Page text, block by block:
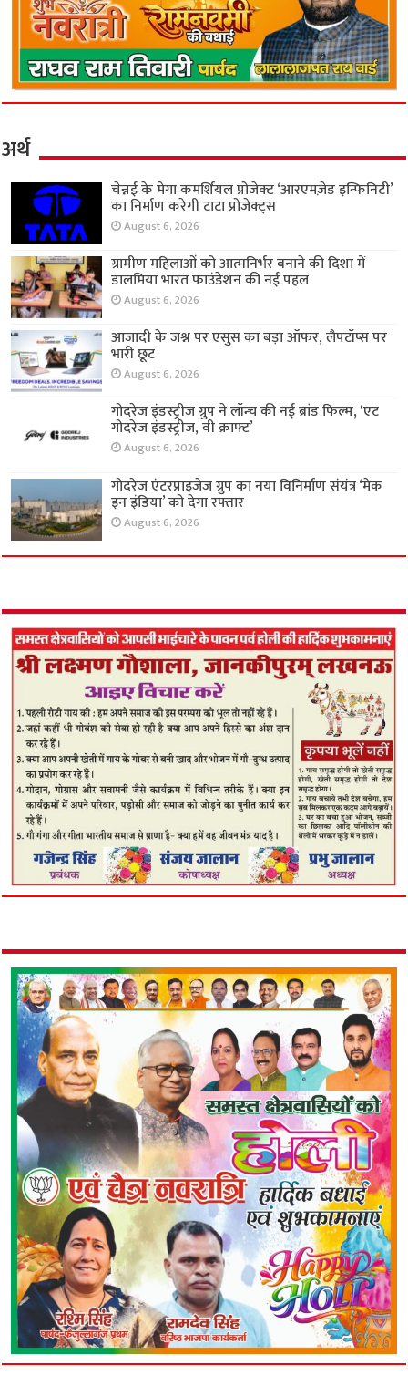
अर्थ
चेन्नई के मेगा कमर्शियल प्रोजेक्ट ‘आरएमज़ेड इन्फिनिटी’
का निर्माण करेगी टाटा प्रोजेक्ट्स
August 6, 2026
ग्रामीण महिलाओं को आत्मनिर्भर बनाने की दिशा में
डालमिया भारत फाउंडेशन की नई पहल
August 6, 2026
आजादी के जश्न पर एसुस का बड़ा ऑफर, लैपटॉप्स पर
भारी छूट
August 6, 2026
गोदरेज इंडस्ट्रीज ग्रुप ने लॉन्च की नई ब्रांड फिल्म, ‘एट
गोदरेज इंडस्ट्रीज, वी क्राफ्ट’
August 6, 2026
गोदरेज एंटरप्राइजेज ग्रुप का नया विनिर्माण संयंत्र ‘मेक
इन इंडिया’ को देगा रफ्तार
August 6, 2026